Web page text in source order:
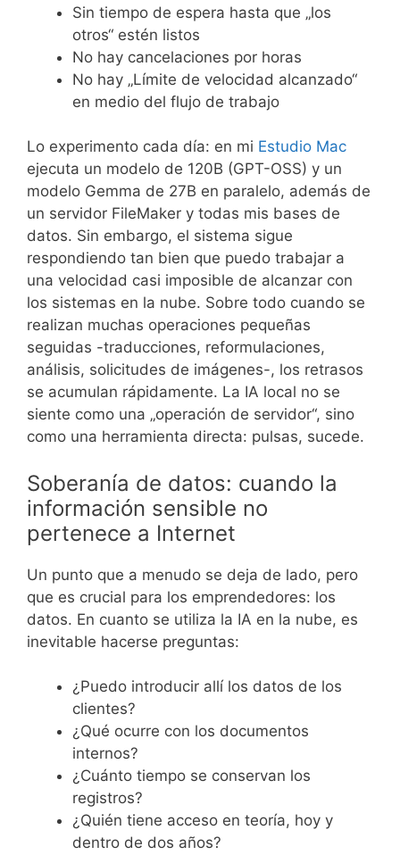
Sin tiempo de espera hasta que „los
otros“ estén listos
No hay cancelaciones por horas
No hay „Límite de velocidad alcanzado“
en medio del flujo de trabajo
Lo experimento cada día: en mi Estudio Mac
ejecuta un modelo de 120B (GPT-OSS) y un
modelo Gemma de 27B en paralelo, además de
un servidor FileMaker y todas mis bases de
datos. Sin embargo, el sistema sigue
respondiendo tan bien que puedo trabajar a
una velocidad casi imposible de alcanzar con
los sistemas en la nube. Sobre todo cuando se
realizan muchas operaciones pequeñas
seguidas -traducciones, reformulaciones,
análisis, solicitudes de imágenes-, los retrasos
se acumulan rápidamente. La IA local no se
siente como una „operación de servidor“, sino
como una herramienta directa: pulsas, sucede.
Soberanía de datos: cuando la
información sensible no
pertenece a Internet
Un punto que a menudo se deja de lado, pero
que es crucial para los emprendedores: los
datos. En cuanto se utiliza la IA en la nube, es
inevitable hacerse preguntas:
¿Puedo introducir allí los datos de los
clientes?
¿Qué ocurre con los documentos
internos?
¿Cuánto tiempo se conservan los
registros?
¿Quién tiene acceso en teoría, hoy y
dentro de dos años?